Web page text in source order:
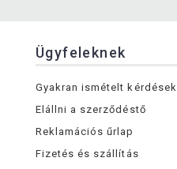
Ügyfeleknek
Gyakran ismételt kérdések
Elállni a szerződéstő
Reklamációs űrlap
Fizetés és szállítás